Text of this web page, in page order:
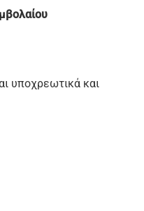
υποχρεωτικά και